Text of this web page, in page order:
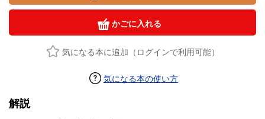
かごに入れる
気になる本に追加（ログインで利用可能）
気になる本の使い方
解説